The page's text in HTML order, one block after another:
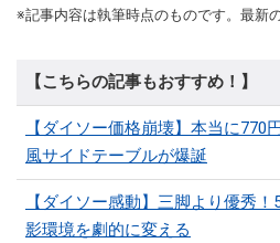
※記事内容は執筆時点のものです。最新
【こちらの記事もおすすめ！】
【ダイソー価格崩壊】本当に770
風サイドテーブルが爆誕
【ダイソー感動】三脚より優秀
影環境を劇的に変える